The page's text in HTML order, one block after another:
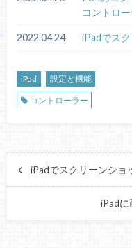
コントロ
2022.04.24 iPadでス
iPad
設定と機能
コントローラー
iPadでスクリーンショ
iPadに